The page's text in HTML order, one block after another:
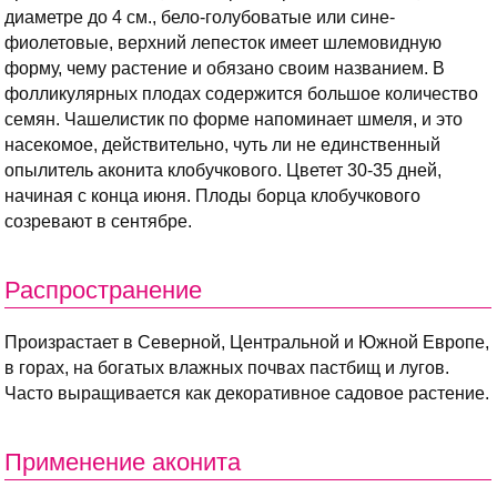
диаметре до 4 см., бело-голубоватые или сине-
фиолетовые, верхний лепесток имеет шлемовидную
форму, чему растение и обязано своим названием. В
фолликулярных плодах содержится большое количество
семян. Чашелистик по форме напоминает шмеля, и это
насекомое, действительно, чуть ли не единственный
опылитель аконита клобучкового. Цветет 30-35 дней,
начиная с конца июня. Плоды борца клобучкового
созревают в сентябре.
Распространение
Произрастает в Северной, Центральной и Южной Европе,
в горах, на богатых влажных почвах пастбищ и лугов.
Часто выращивается как декоративное садовое растение.
Применение аконита